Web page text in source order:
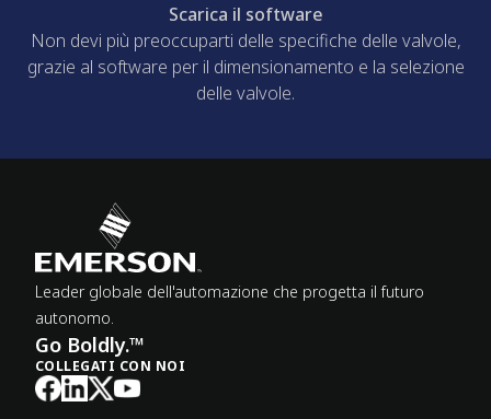
Scarica il software
Non devi più preoccuparti delle specifiche delle valvole,
grazie al software per il dimensionamento e la selezione
delle valvole.
Leader globale dell'automazione che progetta il futuro
autonomo.
Go Boldly.™
COLLEGATI CON NOI